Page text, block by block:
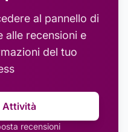
al pannello di
alle recensioni e
del tuo
Attività
recensioni